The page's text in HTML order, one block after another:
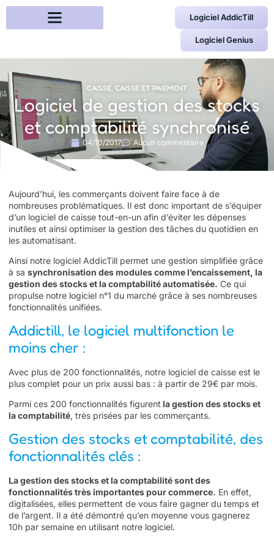
Logiciel AddicTill
Logiciel Genius
CAISSE, CAISSE ET PAIEMENT
Logiciel de gestion des stocks
et comptabilité synchronisé
04/10/2017 Aucun commentaire
Aujourd’hui, les commerçants doivent faire face à de
nombreuses problématiques. Il est donc important de s’équiper
d’un logiciel de caisse tout-en-un afin d’éviter les dépenses
inutiles et ainsi optimiser la gestion des tâches du quotidien en
les automatisant.
Ainsi notre logiciel AddicTill permet une gestion simplifiée grâce
à sa synchronisation des modules comme l’encaissement, la
gestion des stocks et la comptabilité automatisée. Ce qui
propulse notre logiciel n°1 du marché grâce à ses nombreuses
fonctionnalités unifiées.
Addictill, le logiciel multifonction le
moins cher :
Avec plus de 200 fonctionnalités, notre logiciel de caisse est le
plus complet pour un prix aussi bas : à partir de 29€ par mois.
Parmi ces 200 fonctionnalités figurent la gestion des stocks et
la comptabilité, très prisées par les commerçants.
Gestion des stocks et comptabilité, des
fonctionnalités clés :
La gestion des stocks et la comptabilité sont des
fonctionnalités très importantes pour commerce. En effet,
digitalisées, elles permettent de vous faire gagner du temps et
de l’argent. Il a été démontré qu’en moyenne vous gagnerez
10h par semaine en utilisant notre logiciel.